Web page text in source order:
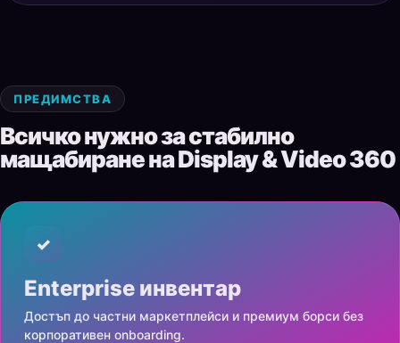
ПРЕДИМСТВА
Всичко нужно за стабилно
мащабиране на Display & Video 360
✓
Enterprise инвентар
Достъп до частни маркетплейси и премиум борси без
корпоративен onboarding.